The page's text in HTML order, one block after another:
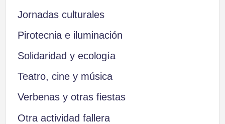
Jornadas culturales
Pirotecnia e iluminación
Solidaridad y ecología
Teatro, cine y música
Verbenas y otras fiestas
Otra actividad fallera